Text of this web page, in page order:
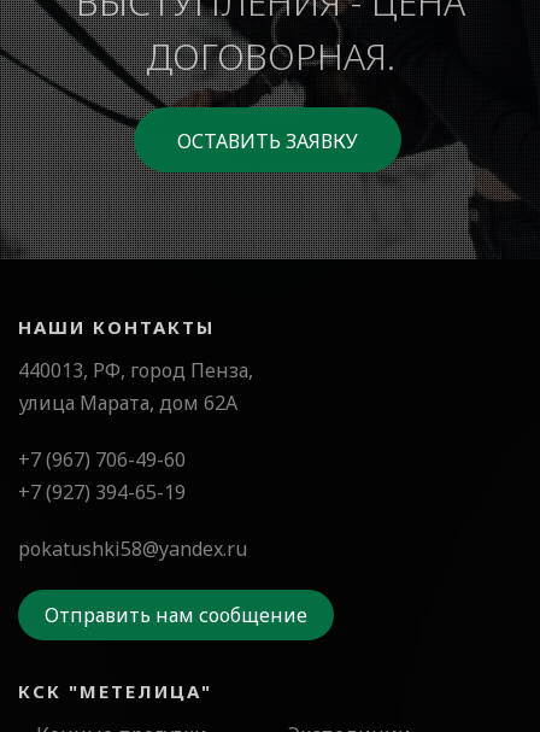
ДОГОВОРНАЯ.
ОСТАВИТЬ ЗАЯВКУ
НАШИ КОНТАКТЫ
440013, РФ, город Пенза,
улица Марата, дом 62А
+7 (967) 706-49-60
+7 (927) 394-65-19
pokatushki58@yandex.ru
Отправить нам сообщение
КСК "МЕТЕЛИЦА"